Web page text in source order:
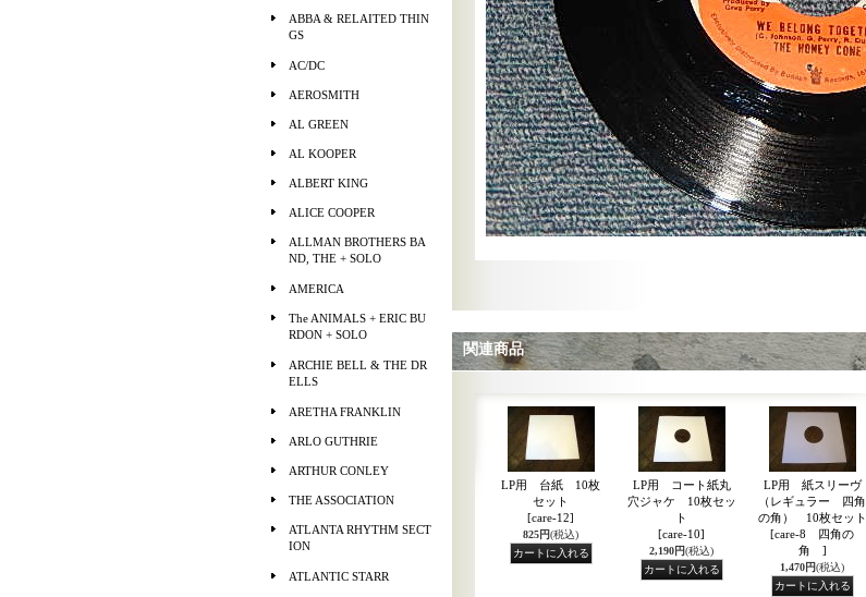
ABBA & RELAITED THIN
GS
AC/DC
AEROSMITH
AL GREEN
AL KOOPER
ALBERT KING
ALICE COOPER
ALLMAN BROTHERS BA
ND, THE + SOLO
AMERICA
The ANIMALS + ERIC BU
RDON + SOLO
ARCHIE BELL & THE DR
ELLS
ARETHA FRANKLIN
ARLO GUTHRIE
ARTHUR CONLEY
THE ASSOCIATION
ATLANTA RHYTHM SECT
ION
ATLANTIC STARR
関連商品
LP用 台紙 10枚
セット
[care-12]
825円(税込)
LP用 コート紙丸
穴ジャケ 10枚セッ
ト
[care-10]
2,190円(税込)
LP用 紙スリーヴ
（レギュラー 四角
の角） 10枚セット
[care-8 四角の
角 ]
1,470円(税込)